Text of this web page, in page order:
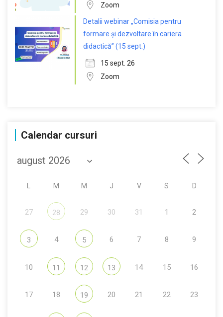
Zoom
Detalii webinar „Comisia pentru
formare și dezvoltare în cariera
didactică” (15 sept.)
15 sept. 26
Zoom
Calendar cursuri
M M J V S D
27 28 29 30 31 1 2
3 4 5 6 7 8 9
10 11 12 13 14 15 16
17 18 19 20 21 22 23